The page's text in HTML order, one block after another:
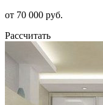
от 70 000 руб.
Рассчитать